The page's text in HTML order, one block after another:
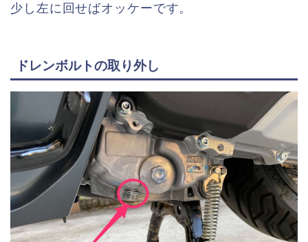
少し左に回せばオッケーです。
ドレンボルトの取り外し